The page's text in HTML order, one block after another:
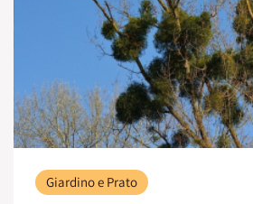
Giardino e Prato